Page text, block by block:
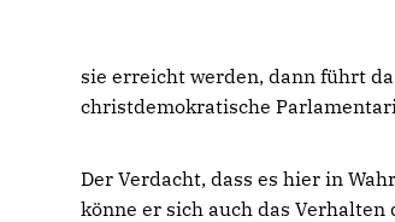
sie erreicht werden, dann führt
christdemokratische
Der Verdacht, dass es hier in
könne er sich auch das